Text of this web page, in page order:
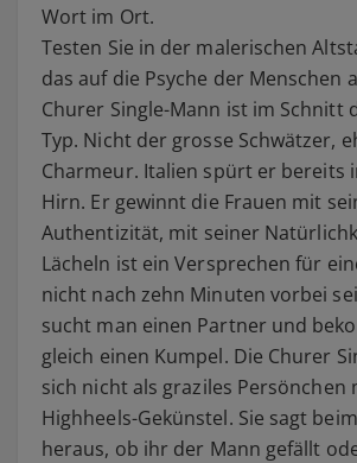
Wort im Ort.
Testen Sie in der malerischen
das auf die Psyche der Menschen
Churer Single-Mann ist im Schnitt
Typ. Nicht der grosse Schwätzer,
Charmeur. Italien spürt er bereits
Hirn. Er gewinnt die Frauen mit
Authentizität, mit seiner
Lächeln ist ein Versprechen für
nicht nach zehn Minuten vorbei
sucht man einen Partner und
gleich einen Kumpel. Die Churer
sich nicht als graziles Persönchen
Highheels-Gekünstel. Sie sagt
heraus, ob ihr der Mann gefällt